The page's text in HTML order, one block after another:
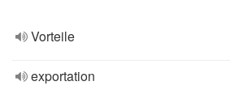
Vorteile
exportation